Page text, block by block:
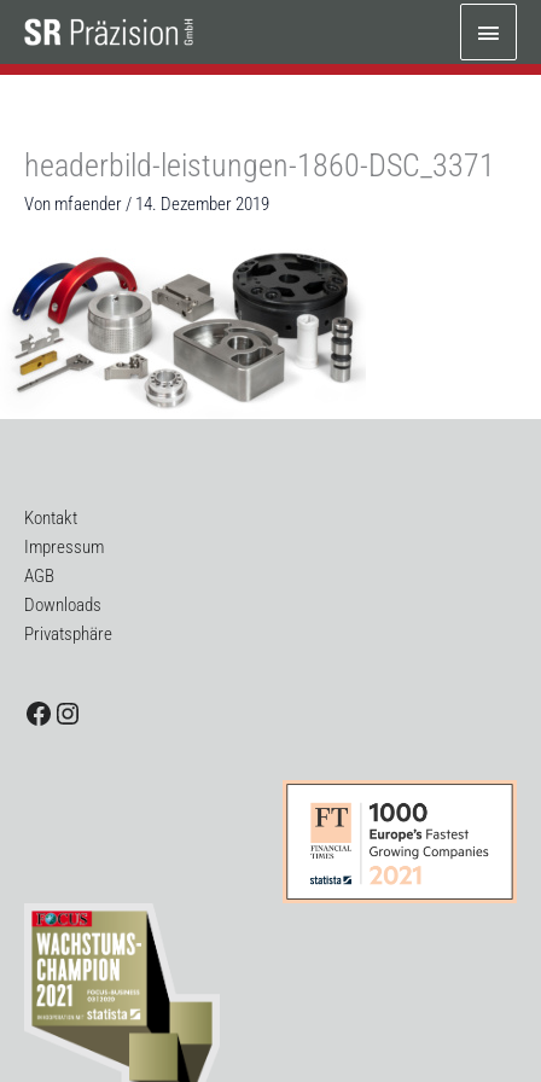
Inhalt
springen
headerbild-leistungen-1860-DSC_3371
Von mfaender / 14. Dezember 2019
Kontakt
Impressum
AGB
Downloads
Privatsphäre
Facebook
Instagram